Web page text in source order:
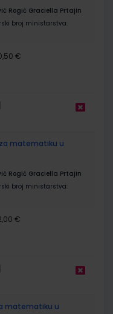
Rogić Graciella Prtajin
broj ministarstva:
€
za matematiku u
Rogić Graciella Prtajin
broj ministarstva:
€
matematiku u